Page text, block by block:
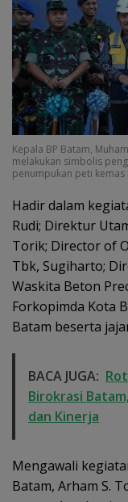
Kepala BP Batam,
melakukan simbolis
penumpukan peti
Hadir dalam
Rudi; Direktur
Torik; Director of
Tbk, Sugiharto;
Waskita Beton
Forkopimda Kota
Batam beserta
BACA JUGA:
Birokrasi
dan Kinerja
Mengawali
Batam, Arham S.